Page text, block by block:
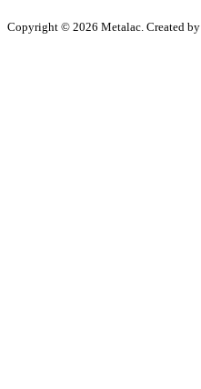
Copyright © 2026 Metalac. Created by